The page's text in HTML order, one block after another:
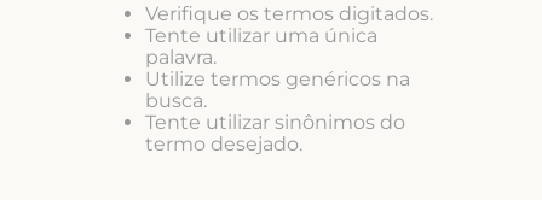
Verifique os termos digitados.
Tente utilizar uma única
palavra.
Utilize termos genéricos na
busca.
Tente utilizar sinônimos do
termo desejado.